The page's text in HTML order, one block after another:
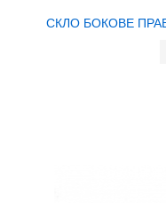
СКЛО БОКОВЕ